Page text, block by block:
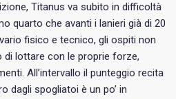
Titanus va subito in difficoltà
quarto che avanti i lanieri già di 20
fisico e tecnico, gli ospiti non
di lottare con le proprie forze,
All’intervallo il punteggio recita
dagli spogliatoi è un po’ in